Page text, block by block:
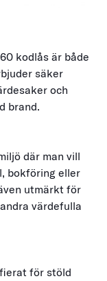
kodlås är både
säker
och
brand.
där man vill
bokföring eller
utmärkt för
värdefulla
för stöld